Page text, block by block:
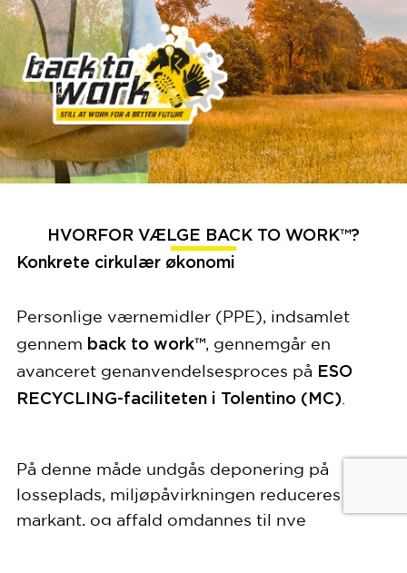
HVORFOR VÆLGE BACK TO WORK™?
Konkrete cirkulær økonomi
Personlige værnemidler (PPE), indsamlet
gennem back to work™, gennemgår en
avanceret genanvendelsesproces på ESO
RECYCLING-faciliteten i Tolentino (MC)
På denne måde undgås deponering på
losseplads, miljøpåvirkningen reduceres
markant, og affald omdannes til nye